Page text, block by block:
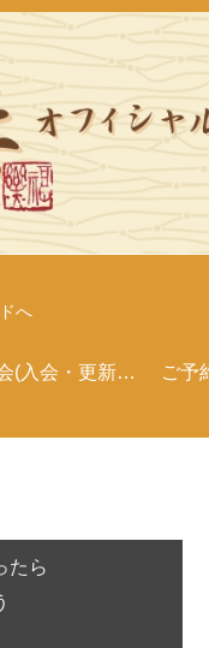
へ
(入会・更新案
内）
ご予
たら